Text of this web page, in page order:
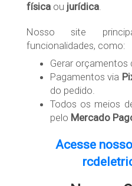
física ou jurídica.
Nosso site
funcionalidades, como:
Gerar orçamentos
Pagamentos via
do pedido.
Todos os meios
pelo Mercado
Acesse